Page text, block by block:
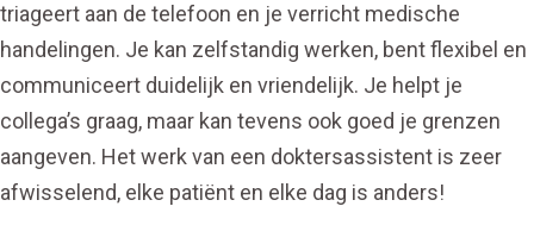
triageert aan de telefoon en je verricht medische
handelingen. Je kan zelfstandig werken, bent flexibel en
communiceert duidelijk en vriendelijk. Je helpt je
collega’s graag, maar kan tevens ook goed je grenzen
aangeven. Het werk van een doktersassistent is zeer
afwisselend, elke patiënt en elke dag is anders!